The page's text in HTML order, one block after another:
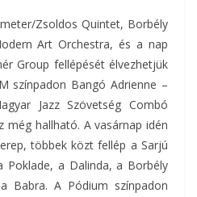
Zsoldos Quintet, Borbély
Art Orchestra, és a nap
Group fellépését élvezhetjük
színpadon Bangó Adrienne –
Jazz Szövetség Combó
még hallható. A vasárnap idén
többek közt fellép a Sarjú
Poklade, a Dalinda, a Borbély
Babra. A Pódium színpadon